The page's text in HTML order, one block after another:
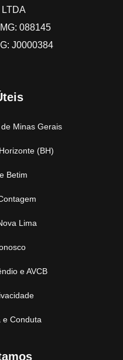
LTDA
088145
J0000384
Minas Gerais
(BH)
Betim
Lima
e AVCB
e Conduta